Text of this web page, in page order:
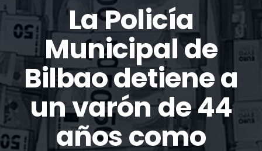
La Policía
Municipal de
Bilbao detiene a
un varón de 44
años como